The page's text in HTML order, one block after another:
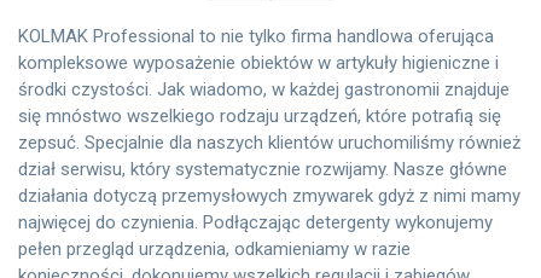
KOLMAK Professional to nie tylko firma handlowa oferująca
kompleksowe wyposażenie obiektów w artykuły higieniczne i
środki czystości. Jak wiadomo, w każdej gastronomii znajduje
się mnóstwo wszelkiego rodzaju urządzeń, które potrafią się
zepsuć. Specjalnie dla naszych klientów uruchomiliśmy również
dział serwisu, który systematycznie rozwijamy. Nasze główne
działania dotyczą przemysłowych zmywarek gdyż z nimi mamy
najwięcej do czynienia. Podłączając detergenty wykonujemy
pełen przegląd urządzenia, odkamieniamy w razie